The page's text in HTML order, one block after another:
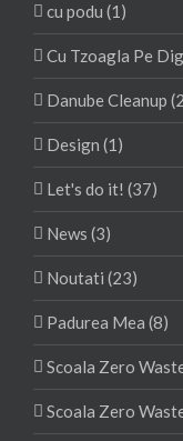
cu podu (1)
Cu Tzoagla Pe
Danube Cleanup
Design (1)
Let's do it! (37)
News (3)
Noutati (23)
Padurea Mea (8)
Scoala Zero
Scoala Zero